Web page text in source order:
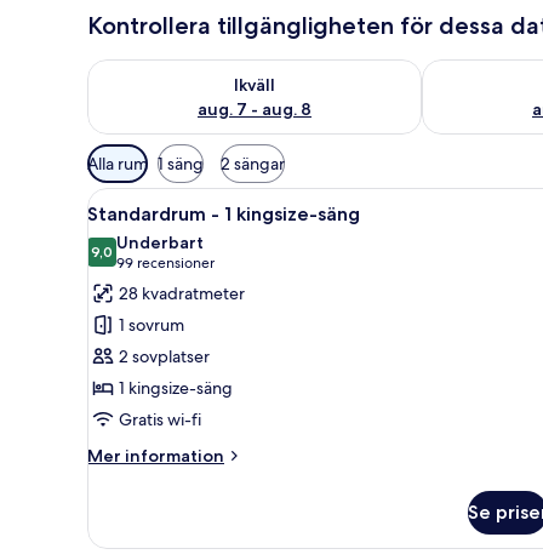
Kontrollera tillgängligheten för dessa
Ikväll
aug. 7 - aug. 8
Kontrollera tillgängligheten för ikväll aug. 7 - aug. 8
Kontrollera
Tillgängliga
filter
för
rum
Alla rum 1 säng 2 sängar
Öppna
alla
foton
för
Standardrum
-
1
kingsize-
säng
Ett modernt hotellrum med
4
Standardrum - 1 kingsize-säng
9,09,0 av 10
Underbart
99 recensioner
(99 recensioner)
28 kvadratmeter
1 sovrum
2 sovplatser
1 kingsize-säng
Gratis wi-fi
Mer information
Mer
-
Se